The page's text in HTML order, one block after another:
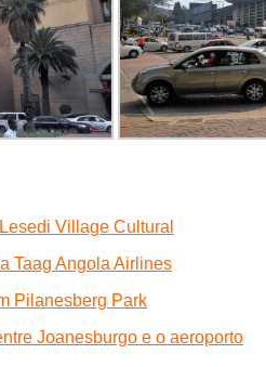
Village Cultural
Taag Angola Airlines
Pilanesberg Park
Joanesburgo e o aeroporto